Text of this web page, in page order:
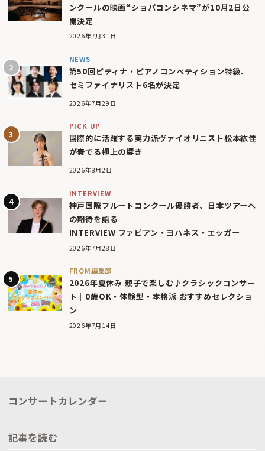
ンクールの映画“ショパコンシネマ”が10月2日公
開決定
2026年7月31日
NEWS
第50回ピティナ・ピアノコンペティション特級、
セミファイナリスト6名が決定
2026年7月29日
PICK UP
国際的に活躍する実力派ヴァイオリニスト松本紘佳
が奏でる極上の響き
2026年8月2日
INTERVIEW
神戸国際フルートコンクール優勝者、日本ツアーへ
の期待を語る
INTERVIEW ファビアン・ヨハネス・エッガー
2026年7月28日
FROM編集部
2026年夏休み 親子で楽しむ♪クラシックコンサー
ト｜0歳OK・体験型・本格派 おすすめセレクショ
ン
2026年7月14日
コンサートカレンダー
記事を読む